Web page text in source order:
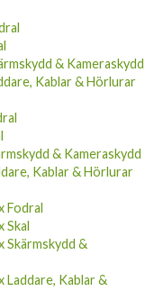
& Kameraskydd
Kablar & Hörlurar
& Kameraskydd
Kablar & Hörlurar
Fodral
Skal
Skärmskydd &
Laddare, Kablar &